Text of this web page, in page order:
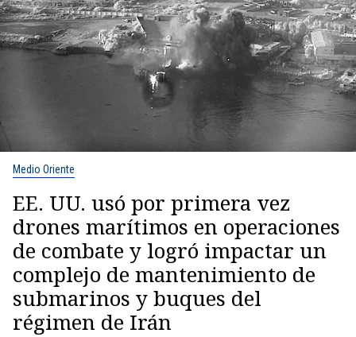
Medio Oriente
EE. UU. usó por primera vez
drones marítimos en operaciones
de combate y logró impactar un
complejo de mantenimiento de
submarinos y buques del
régimen de Irán